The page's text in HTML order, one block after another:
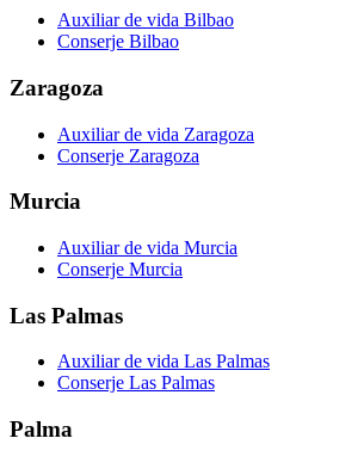
Auxiliar de vida Bilbao
Conserje Bilbao
Zaragoza
Auxiliar de vida Zaragoza
Conserje Zaragoza
Murcia
Auxiliar de vida Murcia
Conserje Murcia
Las Palmas
Auxiliar de vida Las Palmas
Conserje Las Palmas
Palma